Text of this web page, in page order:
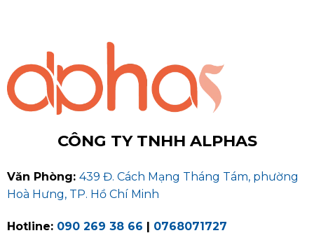
CÔNG TY TNHH ALPHAS
Văn Phòng: 439 Đ. Cách Mạng Tháng Tám, phường
Hoà Hưng, TP. Hồ Chí Minh
Hotline: 090 269 38 66 | 0768071727